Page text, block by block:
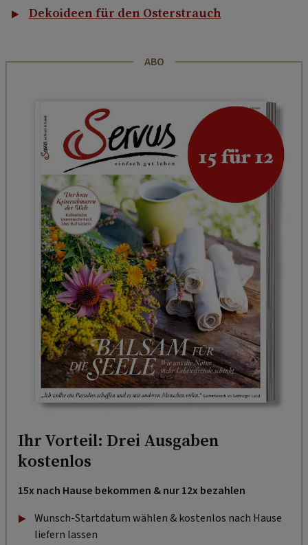
Dekoideen für den Osterstrauch
ABO
Ihr Vorteil: Drei Ausgaben
kostenlos
15x nach Hause bekommen & nur 12x bezahlen
Wunsch-Startdatum wählen & kostenlos nach Hause
liefern lassen